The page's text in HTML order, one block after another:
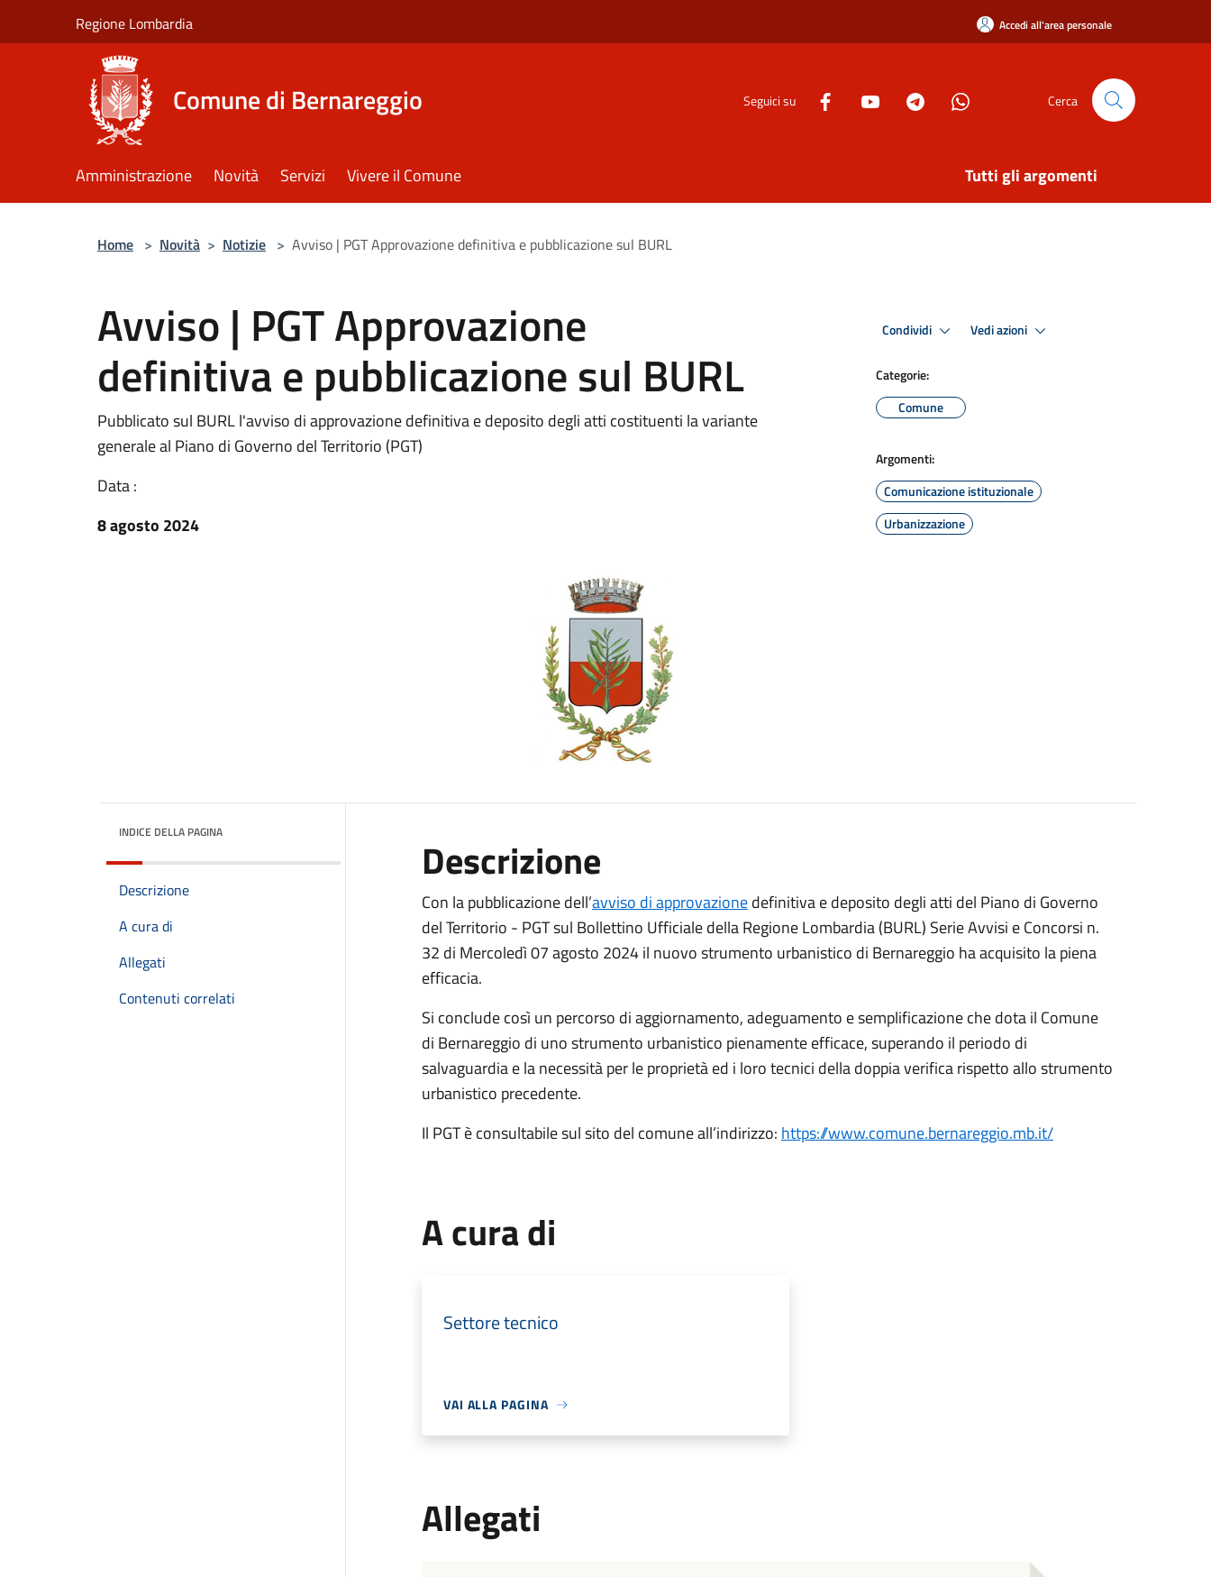
Regione Lombardia Accedi all'area personale
Comune di Bernareggio Seguici su Cerca
Amministrazione Novità Servizi Vivere il Comune Tutti gli argomenti
Home > Novità > Notizie > Avviso | PGT Approvazione definitiva e pubblicazione sul BURL
Avviso | PGT Approvazione
definitiva e pubblicazione sul BURL
Pubblicato sul BURL l'avviso di approvazione definitiva e deposito degli atti costituenti la variante
generale al Piano di Governo del Territorio (PGT)
Data :
8 agosto 2024
Condividi Vedi azioni
Categorie:
Comune
Argomenti:
Comunicazione istituzionale
Urbanizzazione
INDICE DELLA PAGINA
Descrizione
A cura di
Allegati
Contenuti correlati
Descrizione
Con la pubblicazione dell’avviso di approvazionedefinitiva e deposito degli atti del Piano di Governo
del Territorio - PGT sul Bollettino Ufficiale della Regione Lombardia (BURL) Serie Avvisi e Concorsi n.
32 di Mercoledì 07 agosto 2024 il nuovo strumento urbanistico di Bernareggio ha acquisito la piena
efficacia.
Si conclude così un percorso di aggiornamento, adeguamento e semplificazione che dota il Comune
di Bernareggio di uno strumento urbanistico pienamente efficace, superando il periodo di
salvaguardia e la necessità per le proprietà ed i loro tecnici della doppia verifica rispetto allo strumento
urbanistico precedente.
Il PGT è consultabile sul sito del comune all’indirizzo: https://www.comune.bernareggio.mb.it/
A cura di
Settore tecnico
VAI ALLA PAGINA
Allegati